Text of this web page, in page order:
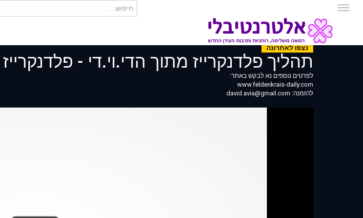
נצפו לאחרונה
תהליך פלדנקרייז מתוך הדי.וי.די - פלדנקרייז
לפרטים נוספים נא לבקש באתר:
www.feldenkrais-daily.com
להזמנה: david.avia@gmail.com